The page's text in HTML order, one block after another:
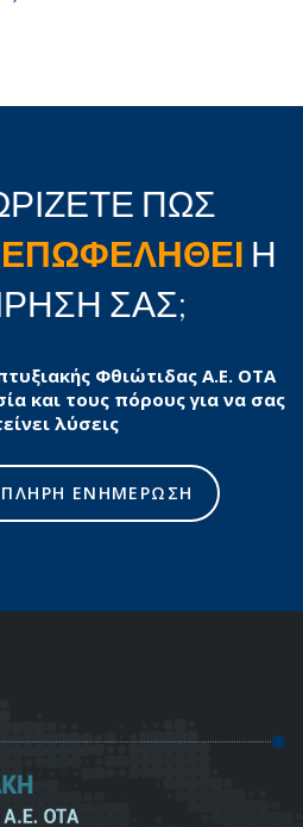
ΠΩΣ
ΕΠΩΦΕΛΗΘΕΙ Η
ΣΑΣ;
Φθιώτιδας Α.Ε. ΟΤΑ
και τους πόρους για να σας
λύσεις
ΕΝΗΜΕΡΩΣΗ